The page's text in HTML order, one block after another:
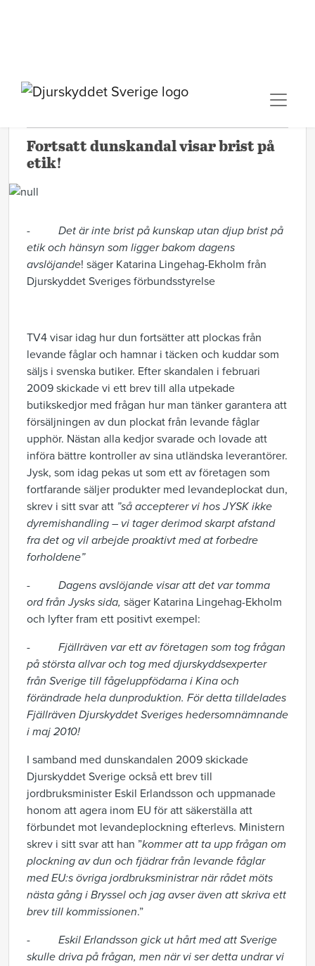
Fortsatt dunskandal visar brist på
etik!
- Det är inte brist på kunskap utan djup brist på
etik och hänsyn som ligger bakom dagens
avslöjande! säger Katarina Lingehag-Ekholm från
Djurskyddet Sveriges förbundsstyrelse
TV4 visar idag hur dun fortsätter att plockas från
levande fåglar och hamnar i täcken och kuddar som
säljs i svenska butiker. Efter skandalen i februari
2009 skickade vi ett brev till alla utpekade
butikskedjor med frågan hur man tänker garantera att
försäljningen av dun plockat från levande fåglar
upphör. Nästan alla kedjor svarade och lovade att
införa bättre kontroller av sina utländska leverantörer.
Jysk, som idag pekas ut som ett av företagen som
fortfarande säljer produkter med levandeplockat dun,
skrev i sitt svar att ”så accepterer vi hos JYSK ikke
dyremishandling – vi tager derimod skarpt afstand
fra det og vil arbejde proaktivt med at forbedre
forholdene”
- Dagens avslöjande visar att det var tomma
ord från Jysks sida, säger Katarina Lingehag-Ekholm
och lyfter fram ett positivt exempel:
- Fjällräven var ett av företagen som tog frågan
på största allvar och tog med djurskyddsexperter
från Sverige till fågeluppfödarna i Kina och
förändrade hela dunproduktion. För detta tilldelades
Fjällräven Djurskyddet Sveriges hedersomnämnande
i maj 2010!
I samband med dunskandalen 2009 skickade
Djurskyddet Sverige också ett brev till
jordbruksminister Eskil Erlandsson och uppmanade
honom att agera inom EU för att säkerställa att
förbundet mot levandeplockning efterlevs. Ministern
skrev i sitt svar att han ”kommer att ta upp frågan om
plockning av dun och fjädrar från levande fåglar
med EU:s övriga jordbruksministrar när rådet möts
nästa gång i Bryssel och jag avser även att skriva ett
brev till kommissionen.”
- Eskil Erlandsson gick ut hårt med att Sverige
skulle driva på frågan, men när vi ser detta undrar vi